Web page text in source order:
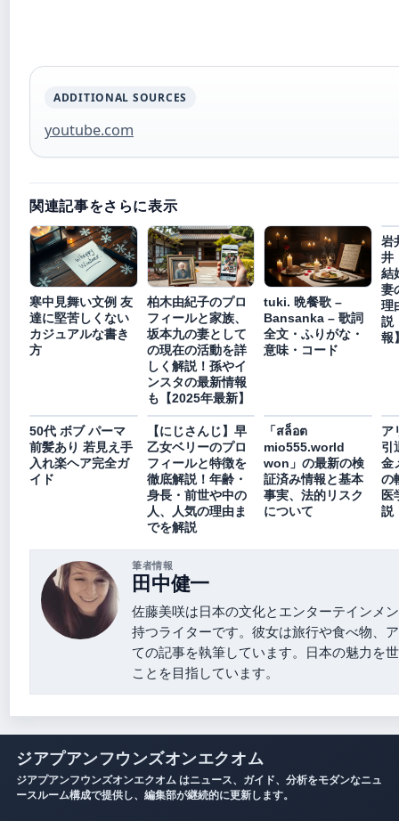
ADDITIONAL SOURCES
youtube.com
関連記事をさらに表示
寒中見舞い文例 友
達に堅苦しくない
カジュアルな書き
方
柏木由紀子のプロ
フィールと家族、
坂本九の妻として
の現在の活動を詳
しく解説！孫やイ
ンスタの最新情報
も【2025年最新】
tuki. 晩餐歌 –
Bansanka – 歌詞
全文・ふりがな・
意味・コード
岩
井
結
妻
理
説
報
50代 ボブ パーマ
前髪あり 若見え手
入れ楽ヘア完全ガ
イド
【にじさんじ】早
乙女ベリーのプロ
フィールと特徴を
徹底解説！年齢・
身長・前世や中の
人、人気の理由ま
でを解説
「สล็อต
mio555.world
won」の最新の検
証済み情報と基本
事実、法的リスク
について
ア
引
金
の
医
説
筆者情報
田中健一
佐藤美咲は日本の文化とエンターテインメ
持つライターです。彼女は旅行や食べ物、
ての記事を執筆しています。日本の魅力を
ことを目指しています。
ジアプアンフウンズオンエクオム
ジアプアンフウンズオンエクオム はニュース、ガイド、分析をモダンなニュ
ースルーム構成で提供し、編集部が継続的に更新します。